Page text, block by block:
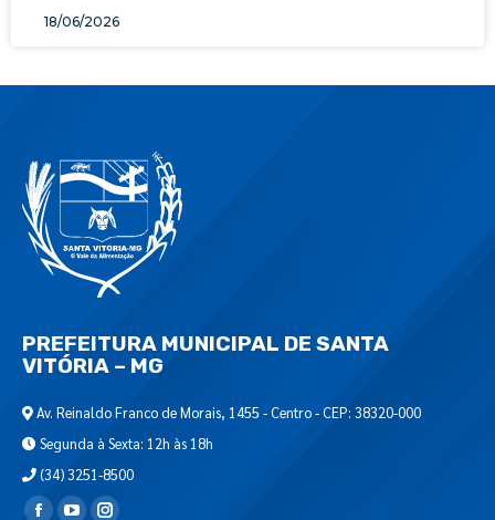
18/06/2026
PREFEITURA MUNICIPAL DE SANTA
VITÓRIA – MG
Av. Reinaldo Franco de Morais, 1455 - Centro - CEP: 38320-000
Segunda à Sexta: 12h às 18h
(34) 3251-8500